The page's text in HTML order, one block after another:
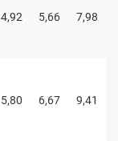
4,92 5,66 7,98
5,80 6,67 9,41